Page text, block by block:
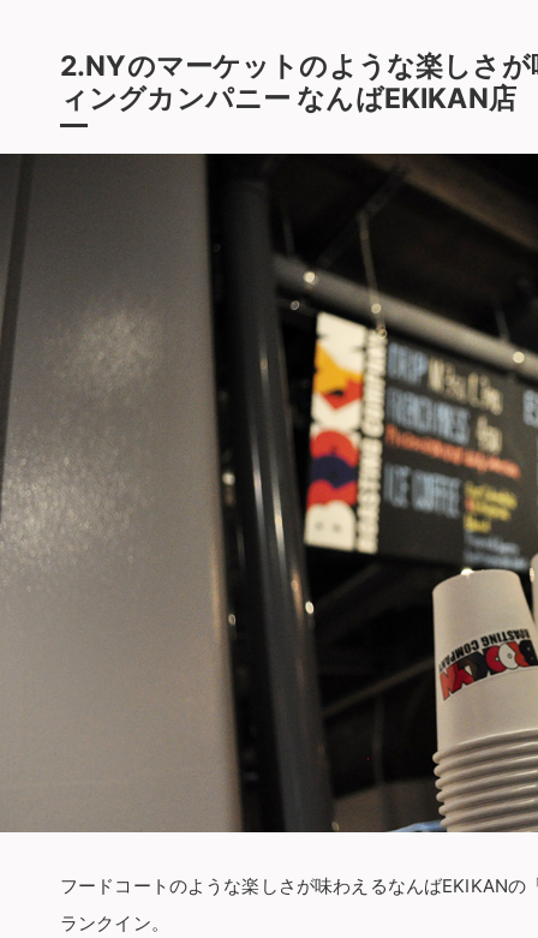
2.NYのマーケットのような楽しさ
ィングカンパニー なんばEKIKAN店
フードコートのような楽しさが味わえるなんばEKIKAN
ランクイン。